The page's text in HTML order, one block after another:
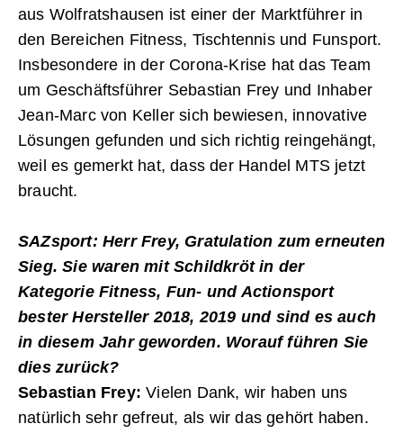
aus Wolfratshausen ist ­einer der Marktführer in
den Bereichen Fitness, Tischtennis und Funsport.
Insbesondere in der Corona-Krise hat das Team
um Geschäftsführer Sebastian Frey und Inhaber
Jean-Marc von Keller sich bewiesen, innovative
Lösungen ­gefunden und sich richtig reingehängt,
weil es gemerkt hat, dass der Handel MTS jetzt
braucht.
SAZsport: Herr Frey, Gratulation zum erneuten
Sieg. Sie waren mit Schildkröt in der
Kategorie Fitness, Fun- und Action­sport
bester Hersteller 2018, 2019 und sind es auch
in diesem Jahr geworden. Worauf führen Sie
dies zurück?
Sebastian Frey: Vielen Dank, wir haben uns
natürlich sehr gefreut, als wir das gehört haben.